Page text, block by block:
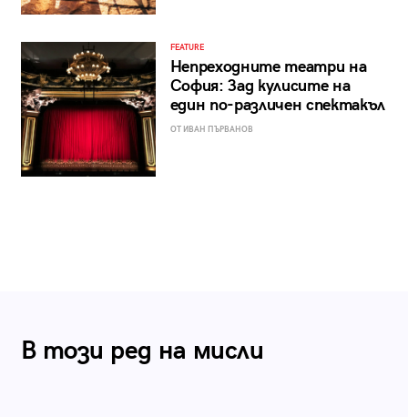
FEATURE
Непреходните театри на
София: Зад кулисите на
един по-различен спектакъл
ОТ ИВАН ПЪРВАНОВ
В този ред на мисли